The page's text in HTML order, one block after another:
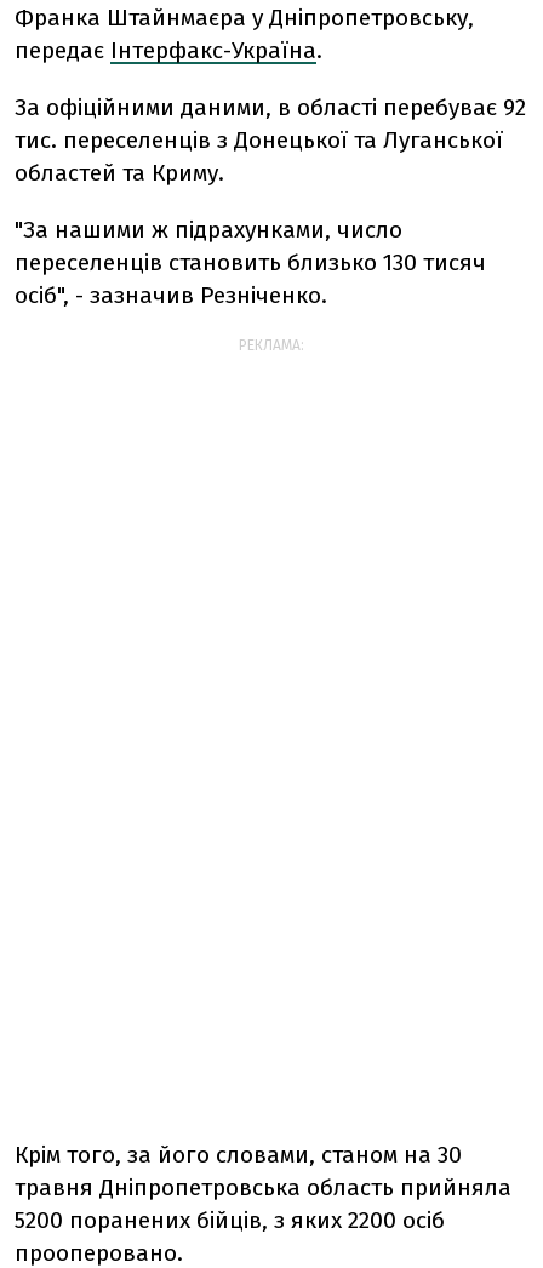
Франка Штайнмаєра у Дніпропетровську,
передає Інтерфакс-Україна.
За офіційними даними, в області перебуває 92
тис. переселенців з Донецької та Луганської
областей та Криму.
"За нашими ж підрахунками, число
переселенців становить близько 130 тисяч
осіб", - зазначив Резніченко.
РЕКЛАМА:
Крім того, за його словами, станом на 30
травня Дніпропетровська область прийняла
5200 поранених бійців, з яких 2200 осіб
прооперовано.